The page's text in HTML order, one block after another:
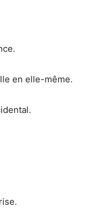
en elle-même.